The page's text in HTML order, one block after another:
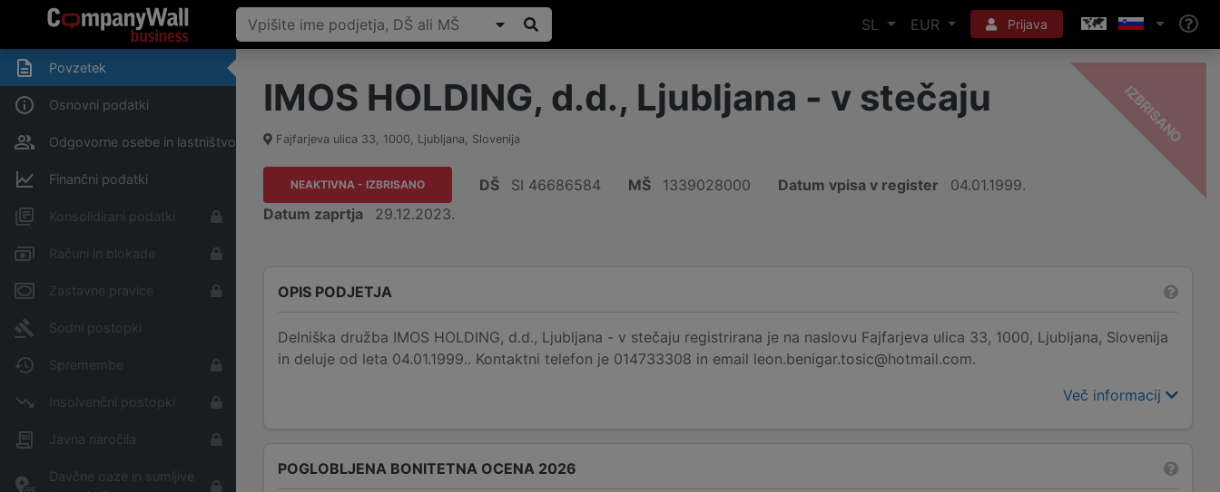
SL EUR Prijava
Povzetek
Osnovni podatki
Odgovorne osebe in lastništvo
Finančni podatki
Konsolidirani podatki
Računi in blokade
Zastavne pravice
Sodni postopki
Spremembe
Insolvenčni postopki
Javna naročila
Davčne oaze in sumljive
IMOS HOLDING, d.d., Ljubljana - v stečaju
Fajfarjeva ulica 33, 1000, Ljubljana, Slovenija -
O
NEAKTIVNA - IZBRISANO DŠ SI 46686584 MŠ 1339028000 Datum vpisa v register
04.01.1999.
Datum zaprtja
29.12.2023.
OPIS PODJETJA
Delniška družba IMOS HOLDING, d.d., Ljubljana - v stečaju registrirana je na naslovu Fajfarjeva ulica 33, 1000, Ljubljana, Slovenija
in deluje od leta 04.01.1999.. Kontaktni telefon je 014733308 in email leon.benigar.tosic@hotmail.com.
Več informacij
POGLOBLJENA BONITETNA OCENA 2026